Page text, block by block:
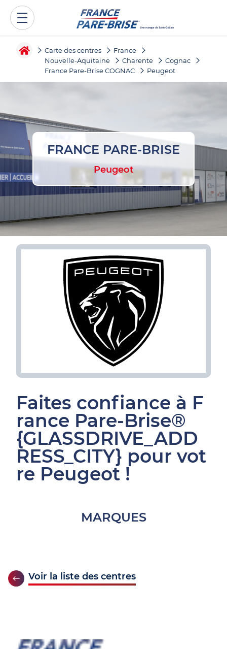
Carte des centres
France
Nouvelle-Aquitaine
Charente
Cognac
France Pare-Brise COGNAC
Peugeot
FRANCE PARE-BRISE
Peugeot
Faites confiance à F
rance Pare-Brise®
{GLASSDRIVE_ADD
RESS_CITY} pour vot
re Peugeot !
MARQUES
Voir la liste des centres